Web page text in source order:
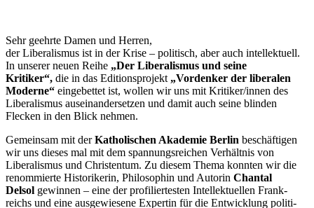
Sehr geehrte Damen und Herren,
der Libera­lismus ist in der Krise – politisch, aber auch intel­lek­tuell.
In unserer neuen Reihe „Der Libera­lismus und seine
Kritiker“, die in das Editi­ons­projekt „Vordenker der liberalen
Moderne“ einge­bettet ist, wollen wir uns mit Kritiker/​innen des
Libera­lismus ausein­an­der­setzen und damit auch seine blinden
Flecken in den Blick nehmen.
Gemeinsam mit derKatho­li­schen Akademie Berlin beschäf­tigen
wir uns dieses mal mit dem spannungs­reichen Verhältnis von
Libera­lismus und Chris­tentum. Zu diesem Thema konnten wir die
renom­mierte Histo­ri­kerin, Philo­sophin und Autorin Chantal
Delsol gewinnen – eine der profi­lier­testen Intel­lek­tu­ellen Frank­
reichs und eine ausge­wiesene Expertin für die Entwicklung politi­